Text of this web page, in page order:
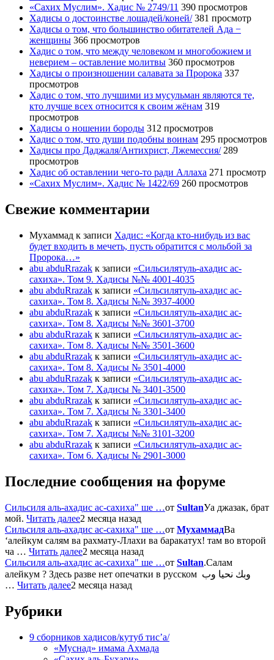
«Сахих Муслим». Хадис № 2749/11 390 просмотров
Хадисы о достоинстве лошадей/коней/ 381 просмотр
Хадисы о том, что большинство обитателей Ада −
женщины 366 просмотров
Хадис о том, что между человеком и многобожием и
неверием – оставление молитвы 360 просмотров
Хадисы о произношении салавата за Пророка 337
просмотров
Хадис о том, что лучшими из мусульман являются те,
кто лучше всех относится к своим жёнам 319
просмотров
Хадисы о ношении бороды 312 просмотров
Хадис о том, что души подобны воинам 295 просмотров
Хадисы про Даджаля/Антихрист, Лжемессия/ 289
просмотров
Хадис об оставлении чего-то ради Аллаха 271 просмотр
«Сахих Муслим». Хадис № 1422/69 260 просмотров
Свежие комментарии
Мухаммад к записи Хадис: «Когда кто-нибудь из вас
будет входить в мечеть, пусть обратится с мольбой за
Пророка…»
abu abduRrazak к записи «Сильсилятуль-ахадис ас-
сахиха». Том 9. Хадисы №№ 4001-4035
abu abduRrazak к записи «Сильсилятуль-ахадис ас-
сахиха». Том 8. Хадисы №№ 3937-4000
abu abduRrazak к записи «Сильсилятуль-ахадис ас-
сахиха». Том 8. Хадисы №№ 3601-3700
abu abduRrazak к записи «Сильсилятуль-ахадис ас-
сахиха». Том 8. Хадисы №№ 3501-3600
abu abduRrazak к записи «Сильсилятуль-ахадис ас-
сахиха». Том 8. Хадисы № 3501-4000
abu abduRrazak к записи «Сильсилятуль-ахадис ас-
сахиха». Том 7. Хадисы № 3401-3500
abu abduRrazak к записи «Сильсилятуль-ахадис ас-
сахиха». Том 7. Хадисы № 3301-3400
abu abduRrazak к записи «Сильсилятуль-ахадис ас-
сахиха». Том 7. Хадисы №№ 3101-3200
abu abduRrazak к записи «Сильсилятуль-ахадис ас-
сахиха». Том 6. Хадисы № 2901-3000
Последние сообщения на форуме
Сильсиля аль-ахадис ас-сахиха" ше …от SultanУа джазак, брат
мой. Читать далее2 месяца назад
Сильсиля аль-ахадис ас-сахиха" ше …от МухаммадВа
‘алейкум салям ва рахмату-Ллахи ва баракатух! там во второй
ча … Читать далее2 месяца назад
Сильсиля аль-ахадис ас-сахиха" ше …от Sultan.Салам
алейкум ? Здесь разве нет опечатки в русском وبك نحيا وب
… Читать далее2 месяца назад
Рубрики
9 сборников хадисов/кутуб тис’а/
«Муснад» имама Ахмада